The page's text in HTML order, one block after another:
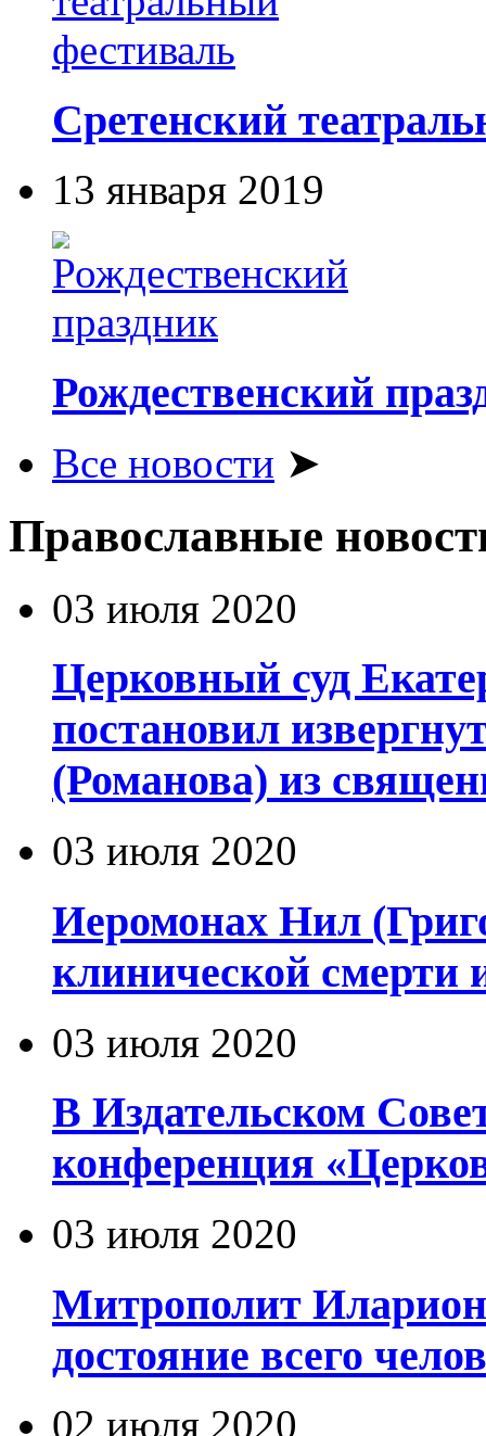
Сретенский
13 января 2019
Рождественский
Все новости ➤
Православные
03 июля 2020
Церковный суд
постановил
(Романова) из
03 июля 2020
Иеромонах Нил
клинической смерти
03 июля 2020
В Издательском
конференция
03 июля 2020
Митрополит
достояние всего
02 июля 2020